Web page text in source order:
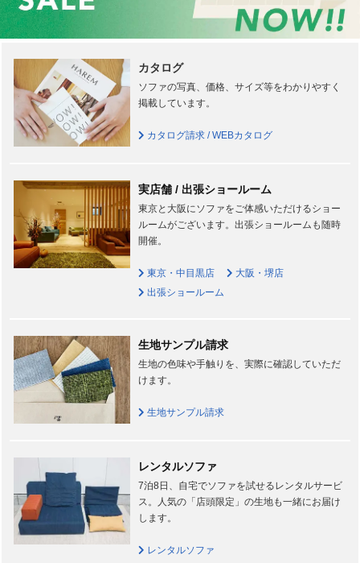
カタログ
ソファの写真、価格、サイズ等をわかりやすく
掲載しています。
カタログ請求 / WEBカタログ
実店舗 / 出張ショールーム
東京と大阪にソファをご体感いただけるショー
ルームがございます。出張ショールームも随時
開催。
東京・中目黒店
大阪・堺店
出張ショールーム
生地サンプル請求
生地の色味や手触りを、実際に確認していただ
けます。
生地サンプル請求
レンタルソファ
7泊8日、自宅でソファを試せるレンタルサービ
ス。人気の「店頭限定」の生地も一緒にお届け
します。
レンタルソファ